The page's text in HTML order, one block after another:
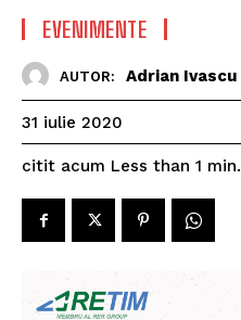
EVENIMENTE
AUTOR: Adrian Ivascu
31 iulie 2020
citit acum Less than 1 min.